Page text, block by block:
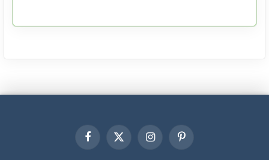
FacebookX
InstagramPinterest